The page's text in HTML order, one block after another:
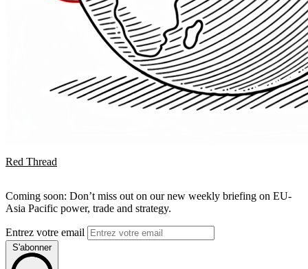
Red Thread
Coming soon: Don’t miss out on our new weekly briefing on EU-
Asia Pacific power, trade and strategy.
Entrez votre email
S'abonner